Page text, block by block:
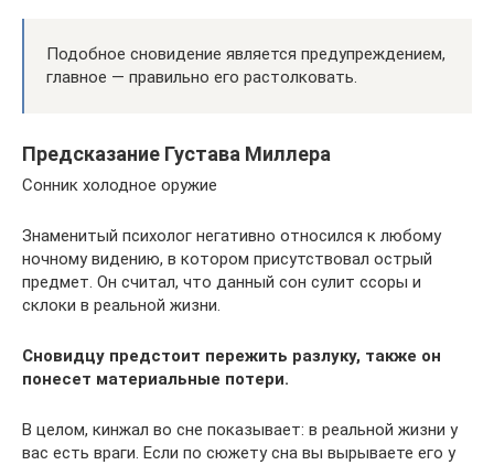
Подобное сновидение является предупреждением,
главное — правильно его растолковать.
Предсказание Густава Миллера
Сонник холодное оружие
Знаменитый психолог негативно относился к любому
ночному видению, в котором присутствовал острый
предмет. Он считал, что данный сон сулит ссоры и
склоки в реальной жизни.
Сновидцу предстоит пережить разлуку, также он
понесет материальные потери.
В целом, кинжал во сне показывает: в реальной жизни у
вас есть враги. Если по сюжету сна вы вырываете его у